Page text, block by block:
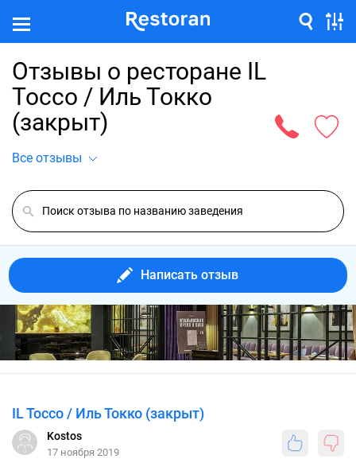
Отзывы о ресторане IL
Tocco / Иль Токко
(закрыт)
Все отзывы
Написать отзыв
IL Tocco / Иль Токко (закрыт)
Kostos
17 ноября 2019